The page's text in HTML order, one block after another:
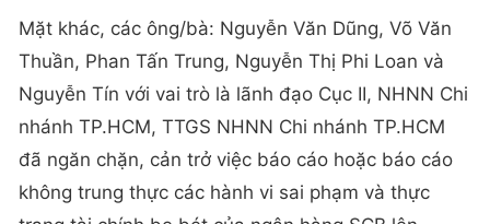
Mặt khác, các ông/bà: Nguyễn Văn Dũng, Võ Văn
Thuần, Phan Tấn Trung, Nguyễn Thị Phi Loan và
Nguyễn Tín với vai trò là lãnh đạo Cục II, NHNN Chi
nhánh TP.HCM, TTGS NHNN Chi nhánh TP.HCM
đã ngăn chặn, cản trở việc báo cáo hoặc báo cáo
không trung thực các hành vi sai phạm và thực